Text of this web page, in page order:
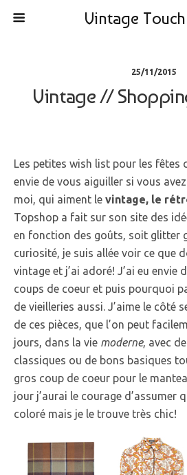
Vintage
25/11/2015
Vintage //
Les petites wish list pour les fêtes
envie de vous aiguiller si vous
moi, qui aiment le vintage, le
Topshop a fait sur son site des
en fonction des goûts, soit glitter
curiosité, je suis allée voir ce que
vintage et j’ai adoré! J’ai eu envie
coups de coeur et puis pourquoi
de vieilleries aussi. J’aime le côté
de ces pièces, que l’on peut
jours, dans la vie moderne, avec
classiques ou de bons basiques
gros coup de coeur pour le
jour j’aurai le courage d’assumer
coloré mais je le trouve très chic!